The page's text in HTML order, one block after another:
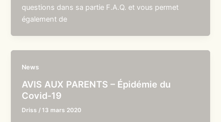
questions dans sa partie F.A.Q. et vous permet
également de
News
AVIS AUX PARENTS – Épidémie du
Covid-19
Driss /13 mars 2020